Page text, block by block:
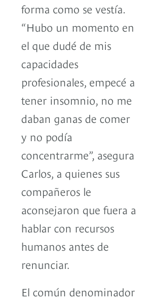
forma como se vestía.
“Hubo un momento en
el que dudé de mis
capacidades
profesionales, empecé a
tener insomnio, no me
daban ganas de comer
y no podía
concentrarme”, asegura
Carlos, a quienes sus
compañeros le
aconsejaron que fuera a
hablar con recursos
humanos antes de
renunciar.
El común denominador